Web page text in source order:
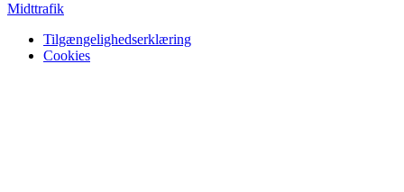
Midttrafik
Tilgængelighedserklæring
Cookies